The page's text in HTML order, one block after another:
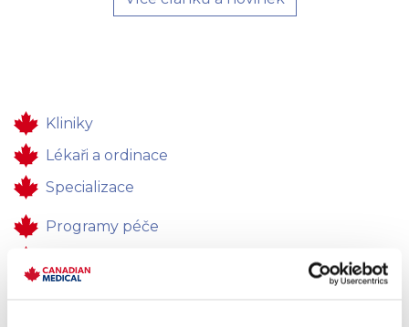
Kliniky
Lékaři a ordinace
Specializace
Programy péče